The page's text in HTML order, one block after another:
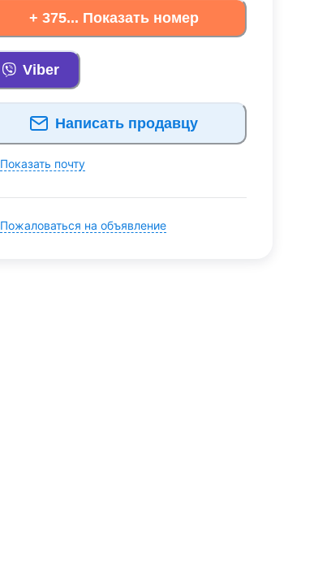
+ 375... Показать номер
Viber
Написать продавцу
Показать почту
Пожаловаться на объявление